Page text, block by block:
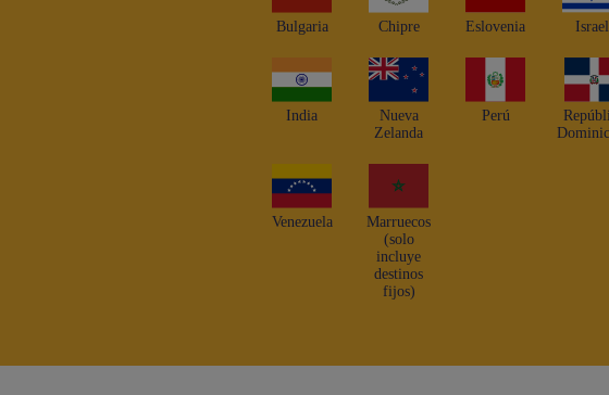
Bulgaria Chipre Eslovenia Israel
India
Nueva
Zelanda
Perú
Venezuela
Marruecos
(solo
incluye
destinos
fijos)